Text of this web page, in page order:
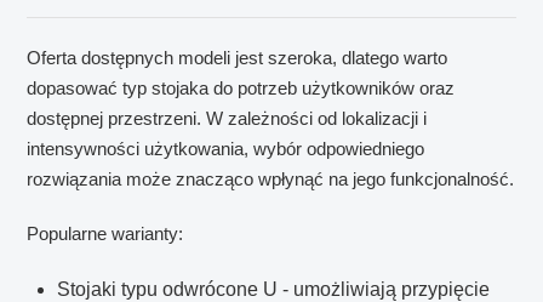
Oferta dostępnych modeli jest szeroka, dlatego warto
dopasować typ stojaka do potrzeb użytkowników oraz
dostępnej przestrzeni. W zależności od lokalizacji i
intensywności użytkowania, wybór odpowiedniego
rozwiązania może znacząco wpłynąć na jego funkcjonalność.
Popularne warianty:
Stojaki typu odwrócone U - umożliwiają przypięcie